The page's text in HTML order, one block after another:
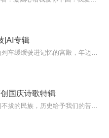
|AI专辑
国庆诗歌特辑